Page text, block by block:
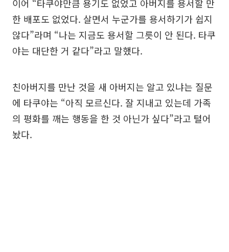
이어 “타쿠야만큼 용기도 없었고 아버지를 용서할 만
한 배포도 없었다. 살면서 누군가를 용서하기가 쉽지
않다”라며 “나는 지금도 용서할 그릇이 안 된다. 타쿠
야는 대단한 거 같다”라고 말했다.
친아버지를 만난 것을 새 아버지는 알고 있냐는 질문
에 타쿠야는 “아직 모르신다. 잘 지내고 있는데 가족
의 평화를 깨는 행동을 한 것 아닌가 싶다”라고 털어
놨다.